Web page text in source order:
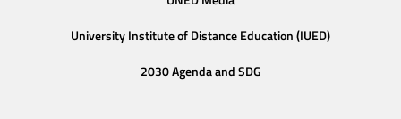
University Institute of Distance Education (IUED)
2030 Agenda and SDG